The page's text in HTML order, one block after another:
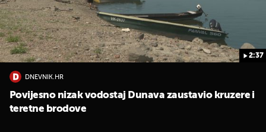
2:37
DNEVNIK.HR
Povijesno nizak vodostaj Dunava zaustavio kruzere i
teretne brodove